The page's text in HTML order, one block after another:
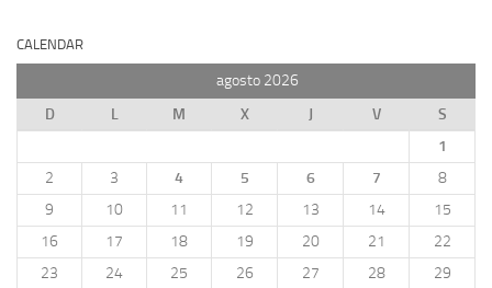
CALENDAR
agosto 2026
D
L M X J V
S
1
2
3 4 5 6 7
8
9
10 11 12 13 14
15
16
17 18 19 20 21
22
23
24 25 26 27 28
29